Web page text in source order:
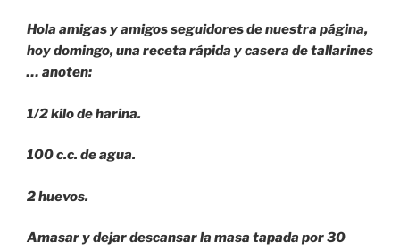
Hola amigas y amigos seguidores de nuestra página,
hoy domingo, una receta rápida y casera de tallarines
… anoten:
1/2 kilo de harina.
100 c.c. de agua.
2 huevos.
Amasar y dejar descansar la masa tapada por 30